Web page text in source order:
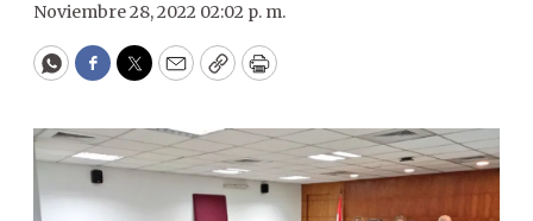
Noviembre 28, 2022 02:02 p. m.
WhatsApp
Facebook
Twitter
EmailCopyPrint